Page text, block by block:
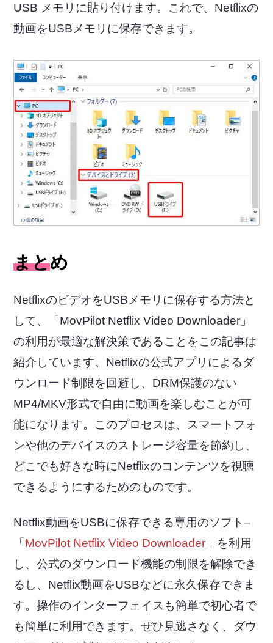
USB メモリに貼り付けます。これで、Netflixの
動画をUSBメモリに保存できます。
まとめ
NetflixのビデオをUSBメモリに保存する方法と
して、「MovPilot Netflix Video Downloader」
の利用が最適な解決策であることをこの記事は
紹介しています。Netflixの公式アプリによるダ
ウンロード制限を回避し、DRM保護のない
MP4/MKV形式で自由に動画を楽しむことが可
能になります。このプロセスは、スマートフォ
ンや他のデバイスのストレージ容量を節約し、
どこでも好きな時にNetflixのコンテンツを視聴
できるようにするためのものです。
Netflix動画をUSBに保存できる専用のソフト–
「 MovPilot Netflix Video Downloader 」を利用
し、公式のダウンロード機能の制限を解除でき
るし、Netflix動画をUSBなどに永久保存できま
す。操作のインターフェイスも簡単で初心者で
も簡単に利用できます。ぜひ見逃さなく、ダウ